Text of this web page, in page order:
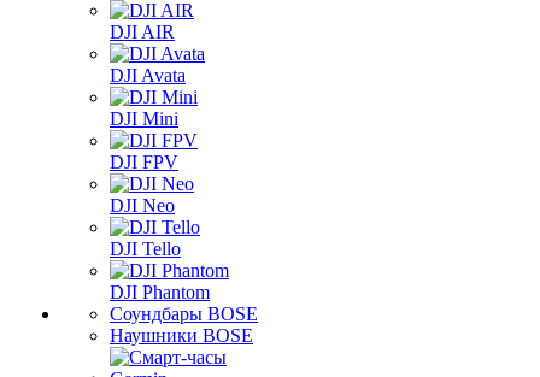
DJI AIR
DJI Avata
DJI Mini
DJI FPV
DJI Neo
DJI Tello
DJI Phantom
Соундбары BOSE
Наушники BOSE